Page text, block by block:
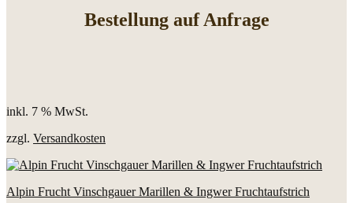
Bestellung auf Anfrage
inkl. 7 % MwSt.
zzgl. Versandkosten
Alpin Frucht Vinschgauer Marillen & Ingwer Fruchtaufstrich